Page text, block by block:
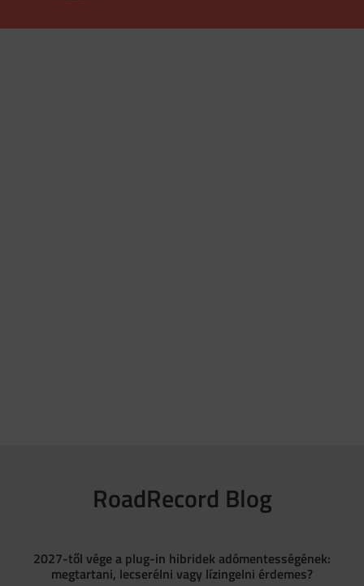
RoadRecord Blog
2027-től vége a plug-in hibridek adómentességének:
megtartani, lecserélni vagy lízingelni érdemes?